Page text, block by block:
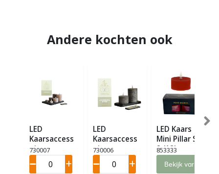
Andere kochten ook
LED
Kaarsaccess
oires
Charging
Base L (6)
730007
LED
Kaarsaccess
oires
Charging
Base S (8)
730006
LED Kaars
Mini Pillar Set
2 (12)
853333
Bekijk variaties